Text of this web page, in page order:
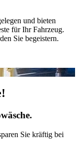
und bieten
für Ihr Fahrzeug.
Sie begeistern.
Sie kräftig bei